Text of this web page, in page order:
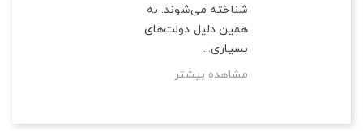
شناخته می‌شوند. به
همین دلیل دولت‌های
بسیاری...
مشاهده بیشتر